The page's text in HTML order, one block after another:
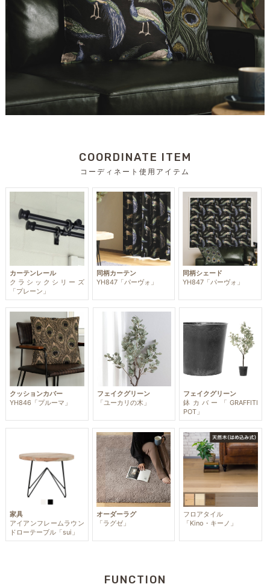
COORDINATE ITEM
コーディネート使用アイテム
カーテンレール
クラシックシリーズ
「プレーン」
同柄カーテン
YH847「パーヴォ」
同柄シェード
YH847「パーヴォ」
クッションカバー
YH846「プルーマ」
フェイクグリーン
「ユーカリの木」
フェイクグリーン
鉢カバー「GRAFFITI
POT」
家具
アイアンフレームラウン
ドローテーブル「sui」
オーダーラグ
「ラグゼ」
フロアタイル
「Kino・キーノ」
FUNCTION